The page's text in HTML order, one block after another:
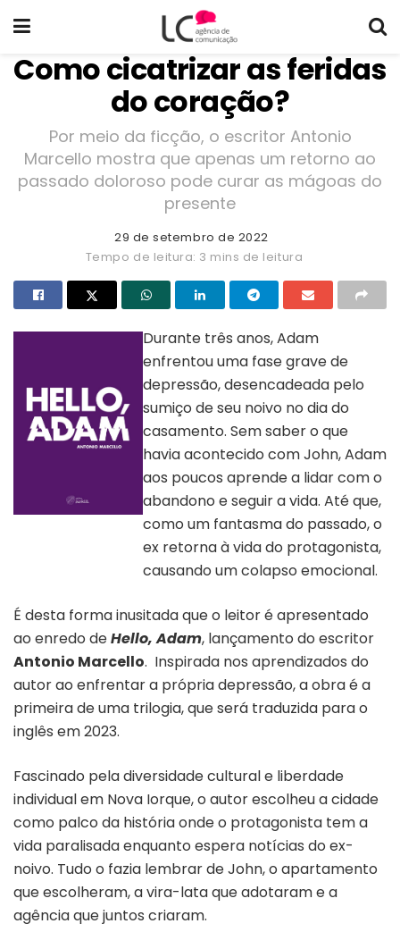
Como cicatrizar as feridas
do coração?
Por meio da ficção, o escritor Antonio
Marcello mostra que apenas um retorno ao
passado doloroso pode curar as mágoas do
presente
29 de setembro de 2022
Tempo de leitura: 3 mins de leitura
Durante três anos, Adam
enfrentou uma fase grave de
depressão, desencadeada pelo
sumiço de seu noivo no dia do
casamento. Sem saber o que
havia acontecido com John, Adam
aos poucos aprende a lidar com o
abandono e seguir a vida. Até que,
como um fantasma do passado, o
ex retorna à vida do protagonista,
causando um colapso emocional.
É desta forma inusitada que o leitor é apresentado
ao enredo deHello, Adam, lançamento do escritor
Antonio Marcello. Inspirada nos aprendizados do
autor ao enfrentar a própria depressão, a obra é a
primeira de uma trilogia, que será traduzida para o
inglês em 2023.
Fascinado pela diversidade cultural e liberdade
individual em Nova Iorque, o autor escolheu a cidade
como palco da história onde o protagonista tem a
vida paralisada enquanto espera notícias do ex-
noivo. Tudo o fazia lembrar de John, o apartamento
que escolheram, a vira-lata que adotaram e a
agência que juntos criaram.